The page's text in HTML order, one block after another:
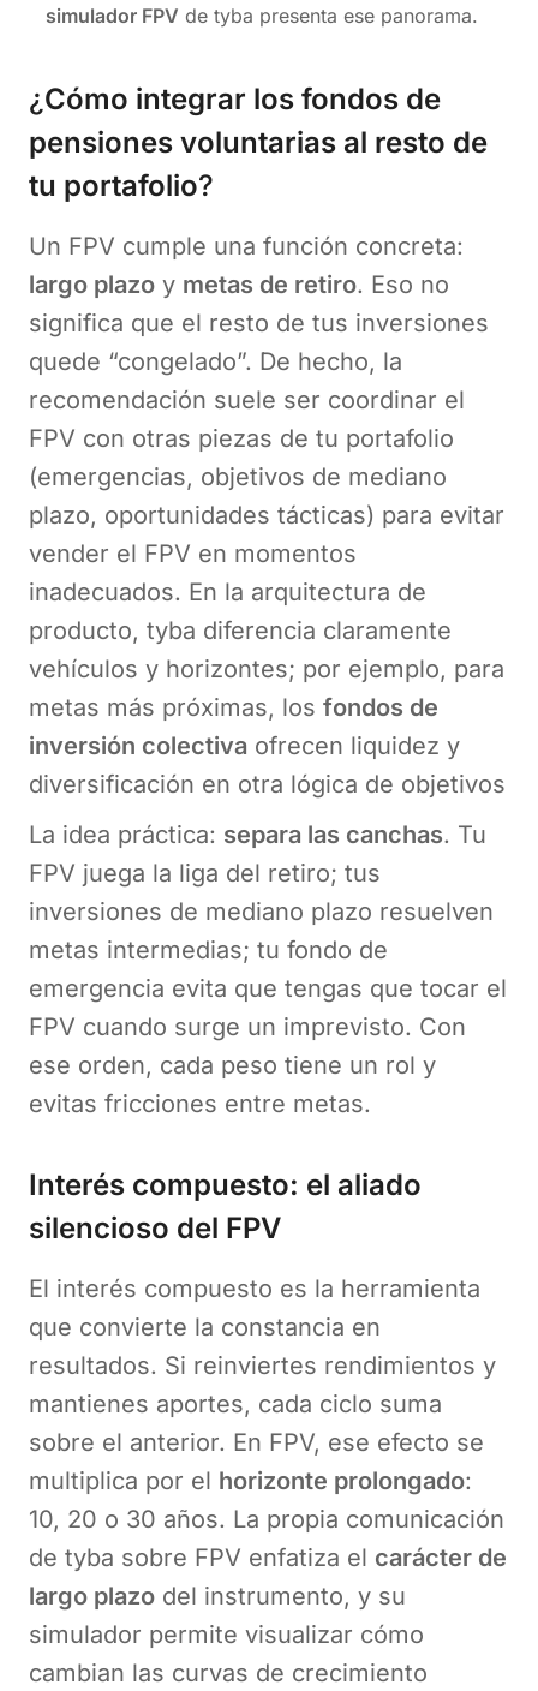
simulador FPV de tyba presenta ese panorama.
¿Cómo integrar los fondos de
pensiones voluntarias al resto de
tu portafolio?
Un FPV cumple una función concreta:
largo plazo y metas de retiro. Eso no
significa que el resto de tus inversiones
quede “congelado”. De hecho, la
recomendación suele ser coordinar el
FPV con otras piezas de tu portafolio
(emergencias, objetivos de mediano
plazo, oportunidades tácticas) para evitar
vender el FPV en momentos
inadecuados. En la arquitectura de
producto, tyba diferencia claramente
vehículos y horizontes; por ejemplo, para
metas más próximas, los fondos de
inversión colectiva ofrecen liquidez y
diversificación en otra lógica de objetivos
La idea práctica: separa las canchas. Tu
FPV juega la liga del retiro; tus
inversiones de mediano plazo resuelven
metas intermedias; tu fondo de
emergencia evita que tengas que tocar el
FPV cuando surge un imprevisto. Con
ese orden, cada peso tiene un rol y
evitas fricciones entre metas.
Interés compuesto: el aliado
silencioso del FPV
El interés compuesto es la herramienta
que convierte la constancia en
resultados. Si reinviertes rendimientos y
mantienes aportes, cada ciclo suma
sobre el anterior. En FPV, ese efecto se
multiplica por el horizonte prolongado:
10, 20 o 30 años. La propia comunicación
de tyba sobre FPV enfatiza el carácter de
largo plazo del instrumento, y su
simulador permite visualizar cómo
cambian las curvas de crecimiento